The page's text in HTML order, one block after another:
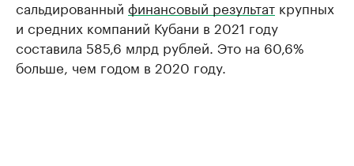
сальдированный финансовый результат крупных
и средних компаний Кубани в 2021 году
составила 585,6 млрд рублей. Это на 60,6%
больше, чем годом в 2020 году.